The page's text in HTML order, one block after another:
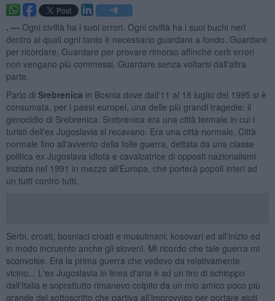
. — Ogni civiltà ha i suoi orrori. Ogni civiltà ha i suoi buchi neri
dentro ai quali ogni tanto è necessario guardare a fondo. Guardare
per ricordare. Guardare per provare rimorso affinché certi errori
non vengano più commessi. Guardare senza voltarsi dall'altra
parte.
Parlo di Srebrenica in Bosnia dove dall'11 al 18 luglio del 1995 si è
consumata, per i paesi europei, una delle più grandi tragedie: il
genocidio di Srebrenica. Srebrenica era una città termale in cui i
turisti dell'ex Jugoslavia si recavano. Era una città normale. Città
normale fino all'avvento della folle guerra, dettata da una classe
politica ex Jugoslava idiota e cavalcatrice di opposti nazionalismi
iniziata nel 1991 in mezzo all'Europa, che porterà popoli interi ad
un tutti contro tutti.
Serbi, croati, bosniaci croati e musulmani, kosovari ed all'inizio ed
in modo incruento anche gli sloveni. Mi ricordo che tale guerra mi
sconvolse. Era la prima guerra che vedevo da relativamente
vicino... L'ex Jugoslavia in linea d'aria è ad un tiro di schioppo
dall'Italia e soprattutto rimanevo colpito da un mio amico poco più
grande del sottoscritto che partiva all'improvviso per portare aiuti